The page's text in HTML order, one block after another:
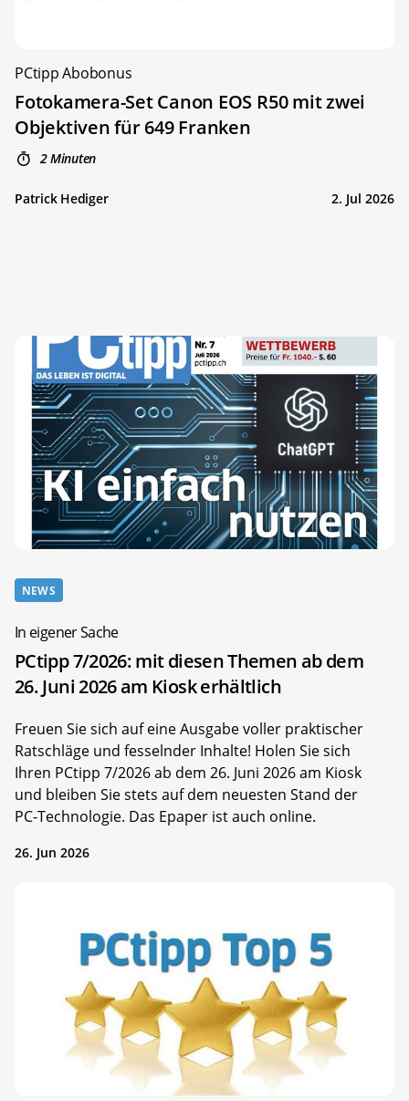
PCtipp Abobonus
Fotokamera-Set Canon EOS R50 mit zwei
Objektiven für 649 Franken
2 Minuten
Patrick Hediger 2. Jul 2026
NEWS
In eigener Sache
PCtipp 7/2026: mit diesen Themen ab dem
26. Juni 2026 am Kiosk erhältlich
Freuen Sie sich auf eine Ausgabe voller praktischer
Ratschläge und fesselnder Inhalte! Holen Sie sich
Ihren PCtipp 7/2026 ab dem 26. Juni 2026 am Kiosk
und bleiben Sie stets auf dem neuesten Stand der
PC-Technologie. Das Epaper ist auch online.
26. Jun 2026